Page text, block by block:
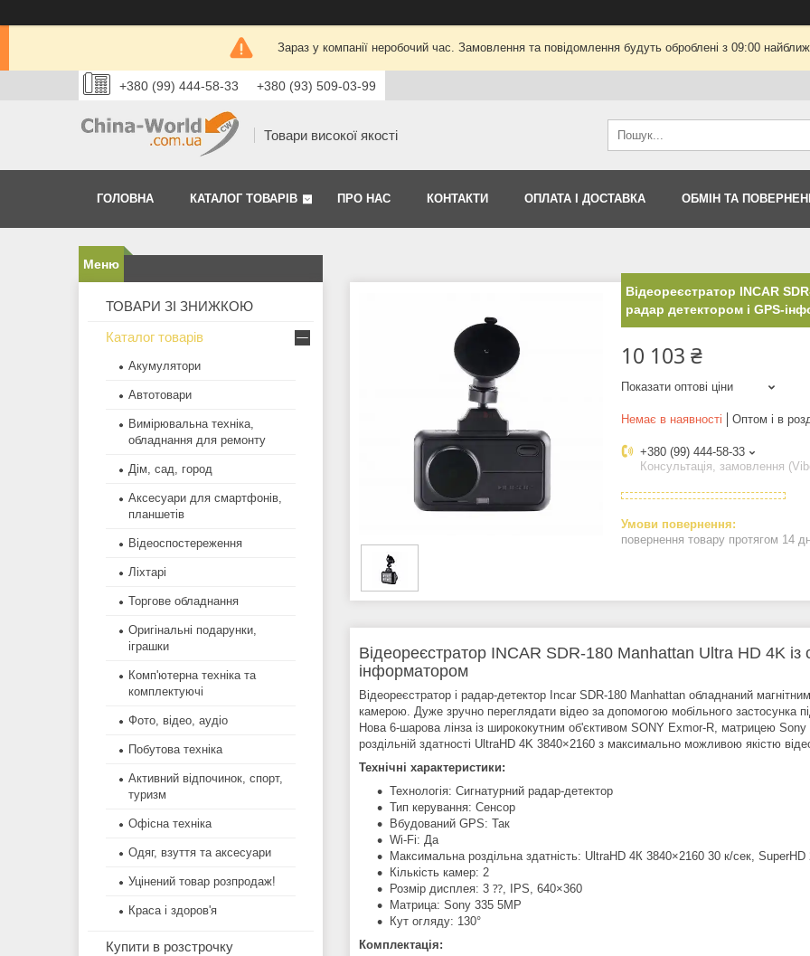
Зараз у компанії неробочий час. Замовлення та повідомлення будуть оброблені з 09:00
+380 (99) 444-58-33 +380 (93) 509-03-99
Товари високої якості
ГОЛОВНА КАТАЛОГ ТОВАРІВ ПРО НАС КОНТАКТИ ОПЛАТА І ДОСТАВКА ОБМІН ТА
Відеореєстратор INCAR
радар детектором і GPS-
10 103 ₴
Показати оптові ціни
Немає в наявності Оптом і в
+380 (99) 444-58-33
Консультація, замовлення
повернення товару протягом 14
Відеореєстратор INCAR SDR-180 Manhattan Ultra HD 4K із
інформатором
Відеореєстратор і радар-детектор Incar SDR-180 Manhattan обладнаний
камерою. Дуже зручно переглядати відео за допомогою мобільного застосунка
Нова 6-шарова лінза із ширококутним об'єктивом SONY Exmor-R, матрицею
роздільній здатності UltraHD 4K 3840×2160 з максимально можливою якістю
Технічні характеристики:
Технологія: Сигнатурний радар-детектор
Тип керування: Сенсор
Вбудований GPS: Так
Wi-Fi: Да
Максимальна роздільна здатність: UltraHD 4К 3840×2160 30 к/сек,
Кількість камер: 2
Розмір дисплея: 3 ⁇, IPS, 640×360
Матрица: Sony 335 5MP
Кут огляду: 130°
Комплектація:
ТОВАРИ ЗІ ЗНИЖКОЮ
Каталог товарів
Акумулятори
Автотовари
Вимірювальна техніка,
обладнання для ремонту
Дім, сад, город
Аксесуари для смартфонів,
планшетів
Відеоспостереження
Ліхтарі
Торгове обладнання
Оригінальні подарунки,
іграшки
Комп'ютерна техніка та
комплектуючі
Фото, відео, аудіо
Побутова техніка
Активний відпочинок, спорт,
туризм
Офісна техніка
Одяг, взуття та аксесуари
Уцінений товар розпродаж!
Краса і здоров'я
Купити в розстрочку